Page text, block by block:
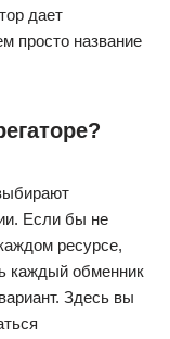
дает
просто название
Если бы не
ресурсе,
каждый обменник
Здесь вы